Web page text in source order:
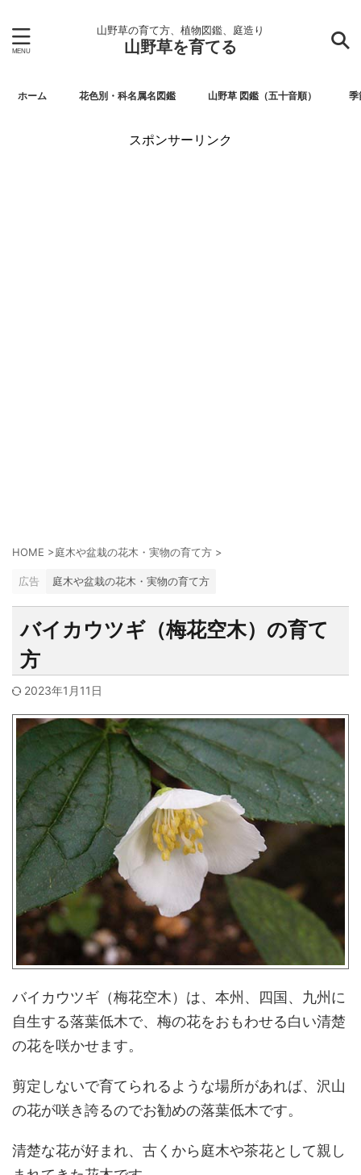
山野草の育て方、植物図鑑、庭造り
山野草を育てる
ホーム 花色別・科名属名図鑑 山野草 図鑑（五十音順） 季
スポンサーリンク
HOME >庭木や盆栽の花木・実物の育て方 >
広告 庭木や盆栽の花木・実物の育て方
バイカウツギ（梅花空木）の育て
方
2023年1月11日
バイカウツギ（梅花空木）は、本州、四国、九州に
自生する落葉低木で、梅の花をおもわせる白い清楚
の花を咲かせます。
剪定しないで育てられるような場所があれば、沢山
の花が咲き誇るのでお勧めの落葉低木です。
清楚な花が好まれ、古くから庭木や茶花として親し